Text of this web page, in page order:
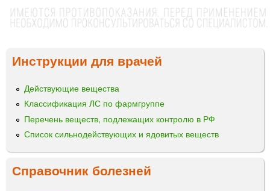
Инструкции для врачей
Действующие вещества
Классификация ЛС по фармгруппе
Перечень веществ, подлежащих контролю в РФ
Список сильнодействующих и ядовитых веществ
Справочник болезней